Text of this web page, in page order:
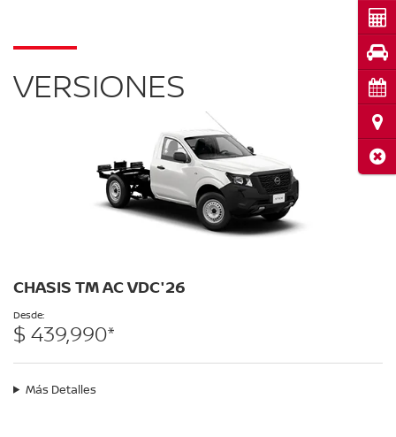
VERSIONES
CHASIS TM AC VDC'26
Desde:
$ 439,990*
Más Detalles